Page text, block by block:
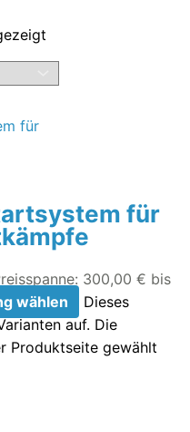
für
300,00 € bis
wählen
Dieses
auf. Die
Produktseite gewählt